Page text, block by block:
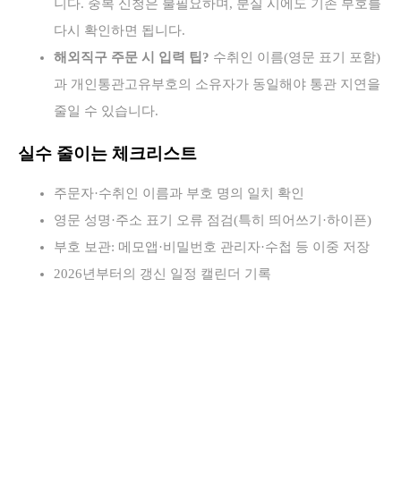
니다. 중복 신청은 불필요하며, 분실 시에도 기존 부호를
다시 확인하면 됩니다.
해외직구 주문 시 입력 팁? 수취인 이름(영문 표기 포함)
과 개인통관고유부호의 소유자가 동일해야 통관 지연을
줄일 수 있습니다.
실수 줄이는 체크리스트
주문자·수취인 이름과 부호 명의 일치 확인
영문 성명·주소 표기 오류 점검(특히 띄어쓰기·하이픈)
부호 보관: 메모앱·비밀번호 관리자·수첩 등 이중 저장
2026년부터의 갱신 일정 캘린더 기록